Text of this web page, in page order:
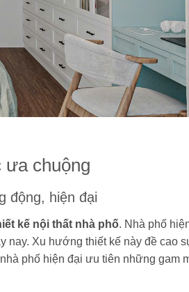
ưa chuộng
động, hiện đại
kế nội thất nhà phố. Nhà phố
nay. Xu hướng thiết kế này đề cao
phố hiện đại ưu tiên những gam